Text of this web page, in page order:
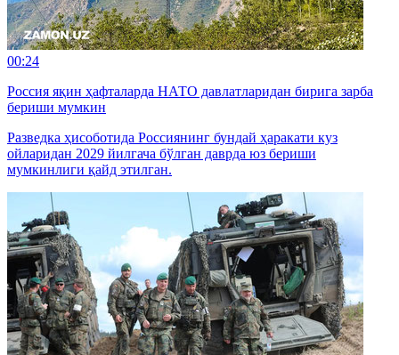
00:24
Россия яқин ҳафталарда НАТО давлатларидан бирига зарба
бериши мумкин
Разведка ҳисоботида Россиянинг бундай ҳаракати куз
ойларидан 2029 йилгача бўлган даврда юз бериши
мумкинлиги қайд этилган.